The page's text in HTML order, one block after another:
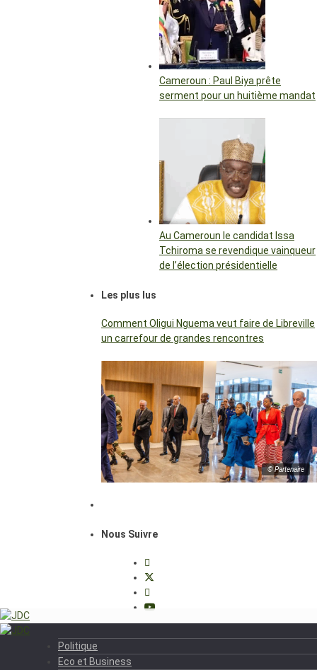
Cameroun : Paul Biya prête
serment pour un huitième mandat
Au Cameroun le candidat Issa
Tchiroma se revendique vainqueur
de l’élection présidentielle
Les plus lus
Comment Oligui Nguema veut faire de Libreville
un carrefour de grandes rencontres
© Partenaire
Nous Suivre
Politique
Eco et Business